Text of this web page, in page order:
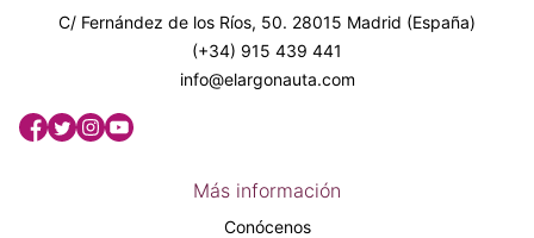
C/ Fernández de los Ríos, 50. 28015 Madrid (España)
(+34) 915 439 441
info@elargonauta.com
Más información
Conócenos